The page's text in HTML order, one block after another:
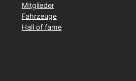
Mitglieder
Fahrzeuge
Hall of fame